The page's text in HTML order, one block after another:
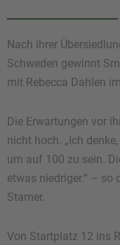
Nach ihrer
Schweden gewinnt
mit Rebecca Dahlen
Die Erwartungen vor
nicht hoch. „Ich
um auf 100 zu sein.
etwas niedriger.“ – so
Stamer.
Von Startplatz 12 ins